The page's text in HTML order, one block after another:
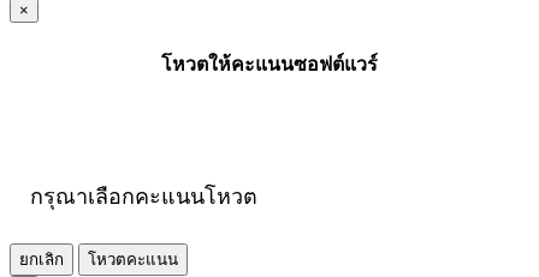
×
โหวตให้คะแนนซอฟต์แวร์
กรุณาเลือกคะแนนโหวต
ยกเลิก
โหวตคะแนน